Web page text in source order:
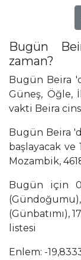
Bugün
zaman?
Bugün Beira
Güneş, Öğle,
vakti Beira
Bugün Beira
başlayacak ve
Mozambik,
Bugün için
(Günbatımı),
listesi
Enlem: -